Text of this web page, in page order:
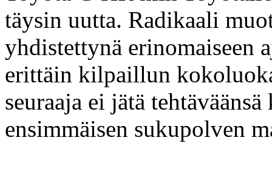
täysin uutta. Radikaali
yhdistettynä erinomaiseen
erittäin kilpaillun
seuraaja ei jätä
ensimmäisen sukupolven